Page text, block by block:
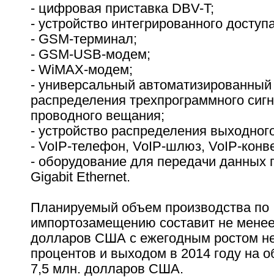
- цифровая приставка DBV-T;
- устройство интегрированного
- GSM-терминал;
- GSM-USB-модем;
- WiMAX-модем;
- универсальный
распределения трехпрограммного
проводного вещания;
- устройство распределения
- VoIP-телефон, VoIP-шлюз, VoIP-
- оборудование для передачи данных
Gigabit Ethernet.
Планируемый объем производства по
импортозамещению составит не
долларов США с ежегодным ростом
процентов и выходом в 2014 году на
7,5 млн. долларов США.